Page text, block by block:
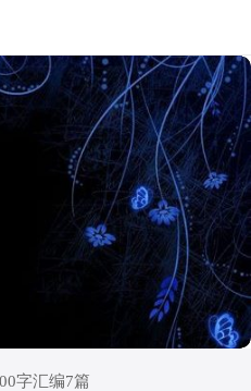
字汇编7篇